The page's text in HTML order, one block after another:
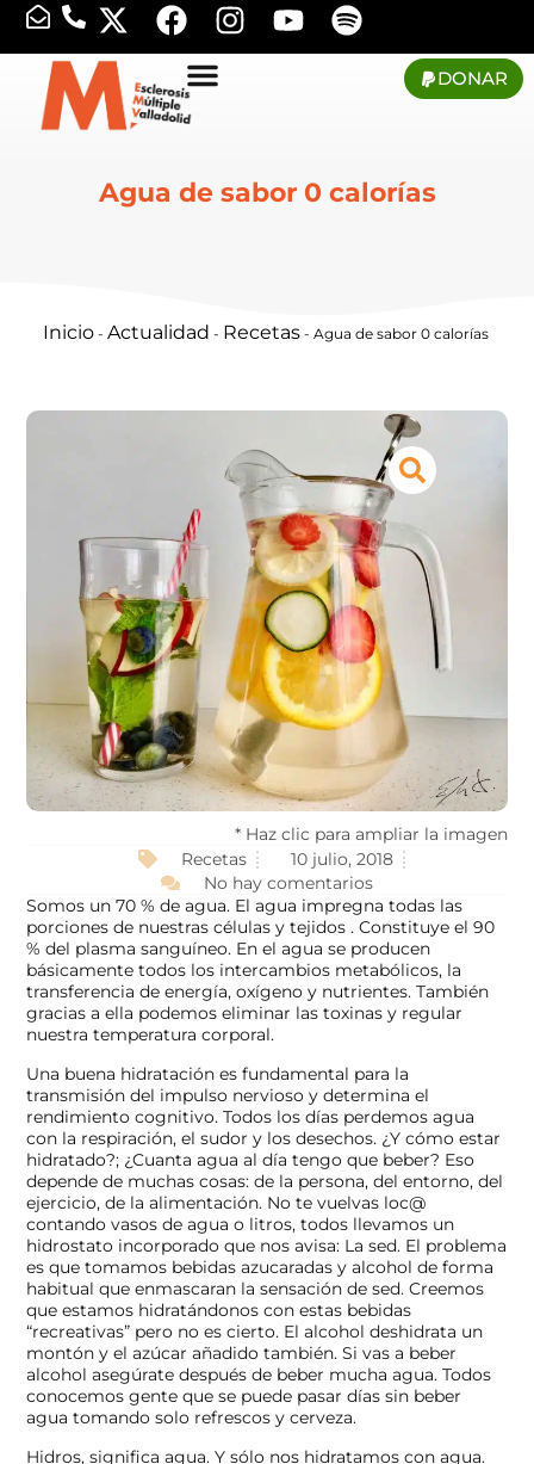
DONAR
Agua de sabor 0 calorías
Inicio- Actualidad - Recetas- Agua de sabor 0 calorías
* Haz clic para ampliar la imagen
Recetas
10 julio, 2018
No hay comentarios
Somos un 70 % de agua. El agua impregna todas las
porciones de nuestras células y tejidos . Constituye el 90
% del plasma sanguíneo. En el agua se producen
básicamente todos los intercambios metabólicos, la
transferencia de energía, oxígeno y nutrientes. También
gracias a ella podemos eliminar las toxinas y regular
nuestra temperatura corporal.
Una buena hidratación es fundamental para la
transmisión del impulso nervioso y determina el
rendimiento cognitivo. Todos los días perdemos agua
con la respiración, el sudor y los desechos. ¿Y cómo estar
hidratado?; ¿Cuanta agua al día tengo que beber? Eso
depende de muchas cosas: de la persona, del entorno, del
ejercicio, de la alimentación. No te vuelvas loc@
contando vasos de agua o litros, todos llevamos un
hidrostato incorporado que nos avisa: La sed. El problema
es que tomamos bebidas azucaradas y alcohol de forma
habitual que enmascaran la sensación de sed. Creemos
que estamos hidratándonos con estas bebidas
“recreativas” pero no es cierto. El alcohol deshidrata un
montón y el azúcar añadido también. Si vas a beber
alcohol asegúrate después de beber mucha agua. Todos
conocemos gente que se puede pasar días sin beber
agua tomando solo refrescos y cerveza.
Hidros, significa agua. Y sólo nos hidratamos con agua.